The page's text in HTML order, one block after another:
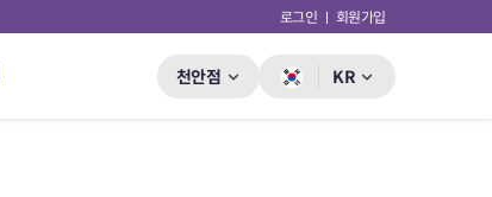
로그인 회원가입
천안점 KR